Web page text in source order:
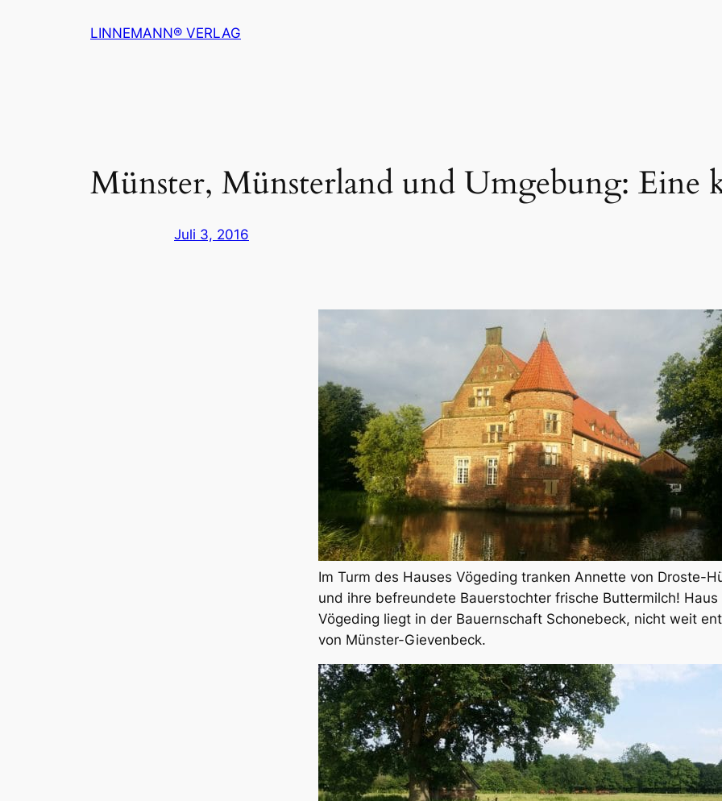
LINNEMANN® VERLAG
Münster, Münsterland und Umgebung: Eine
Juli 3, 2016
Im Turm des Hauses Vögeding tranken Annette von Droste-
und ihre befreundete Bauerstochter frische Buttermilch! Haus
Vögeding liegt in der Bauernschaft Schonebeck, nicht weit
von Münster-Gievenbeck.